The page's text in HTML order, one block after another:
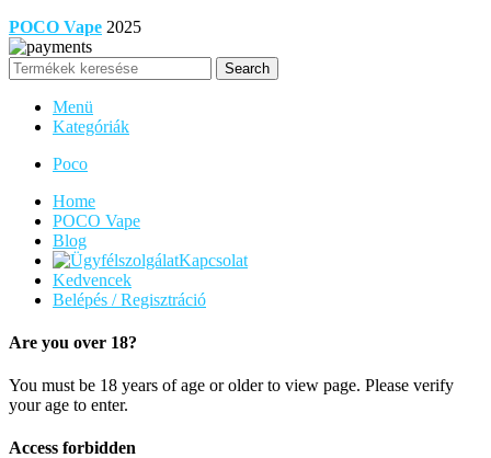
POCO Vape 2025
Search
Menü
Kategóriák
Poco
Home
POCO Vape
Blog
Kapcsolat
Kedvencek
Belépés / Regisztráció
Are you over 18?
You must be 18 years of age or older to view page. Please verify
your age to enter.
Access forbidden